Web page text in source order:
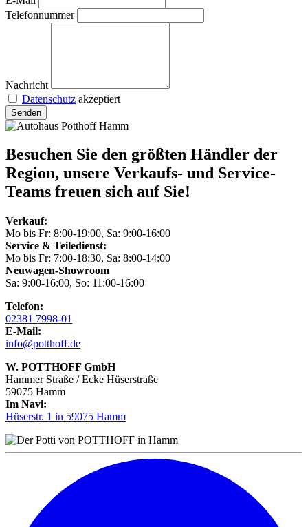
Telefonnummer
Nachricht
Datenschutz akzeptiert
Senden
Besuchen Sie den größten Händler der
Region, unsere Verkaufs- und Service-
Teams freuen sich auf Sie!
Verkauf:
Mo bis Fr: 8:00-19:00, Sa: 9:00-16:00
Service & Teiledienst:
Mo bis Fr: 7:00-18:30, Sa: 8:00-14:00
Neuwagen-Showroom
Sa: 9:00-16:00, So: 11:00-16:00
Telefon:
02381 7998-01
E-Mail:
info@potthoff.de
W. POTTHOFF GmbH
Hammer Straße / Ecke Hüserstraße
59075 Hamm
Im Navi:
Hüserstr. 1 in 59075 Hamm